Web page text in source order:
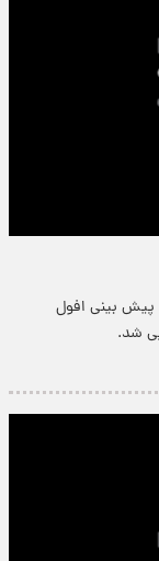
پیش بینی افول
شد.